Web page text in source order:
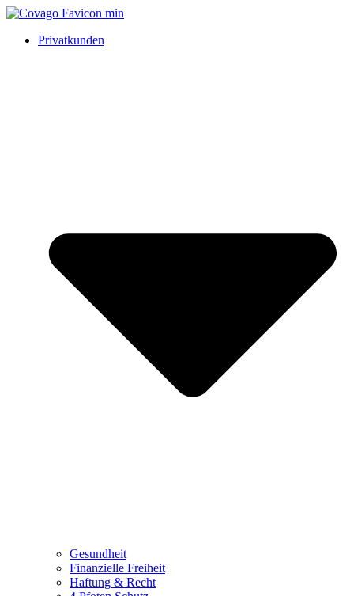
Privatkunden
Gesundheit
Finanzielle Freiheit
Haftung & Recht